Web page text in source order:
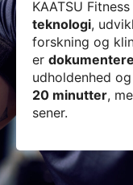
KAATSU
teknologi,
forskning og
er
udholdenhed
20 minutter,
sener.